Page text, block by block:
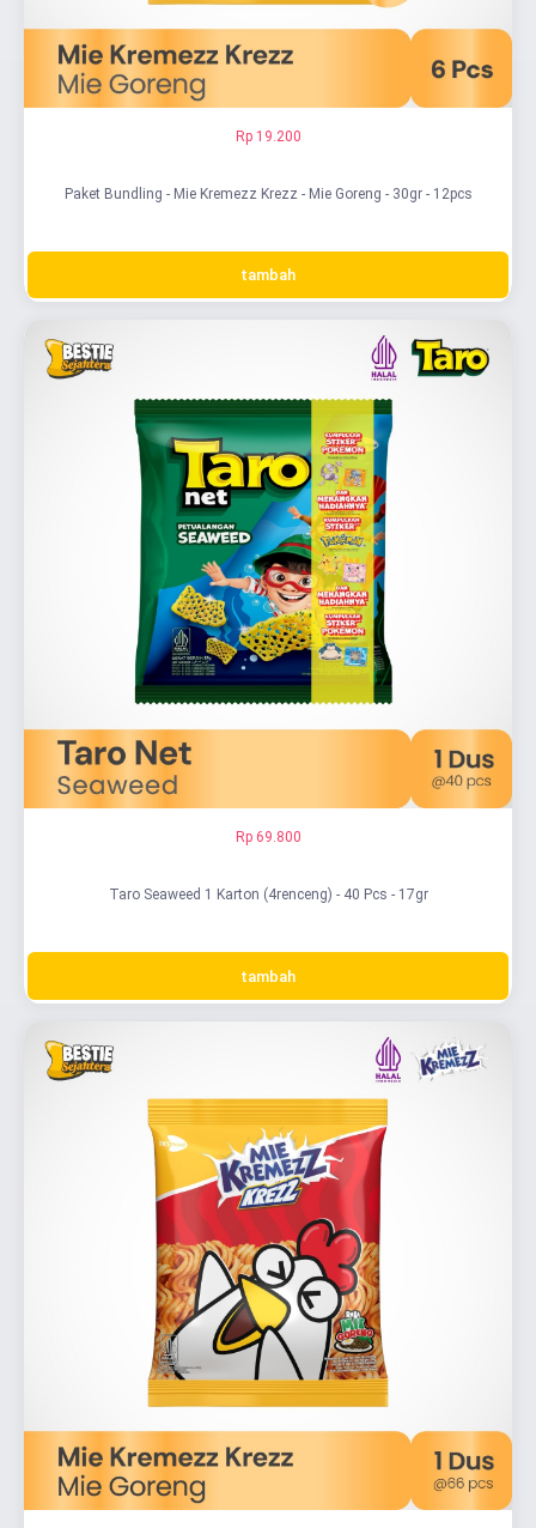
Rp 19.200
Paket Bundling - Mie Kremezz Krezz - Mie Goreng - 30gr - 12pcs
tambah
Rp 69.800
Taro Seaweed 1 Karton (4renceng) - 40 Pcs - 17gr
tambah